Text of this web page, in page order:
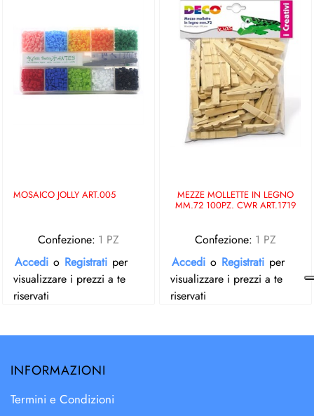
MOSAICO JOLLY ART.005
Confezione: 1 PZ
Accedi o Registrati per
visualizzare i prezzi a te
riservati
MEZZE MOLLETTE IN LEGNO
MM.72 100PZ. CWR ART.1719
Confezione: 1 PZ
Accedi o Registrati per
visualizzare i prezzi a te
riservati
INFORMAZIONI
Termini e Condizioni